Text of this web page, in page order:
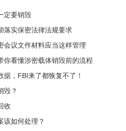
定要销毁
落实保密法律法规要求
会议文件材料应当这样管理
你看懂涉密载体销毁前的流程
，FBI来了都恢复不了！
毁？
收
该如何处理？